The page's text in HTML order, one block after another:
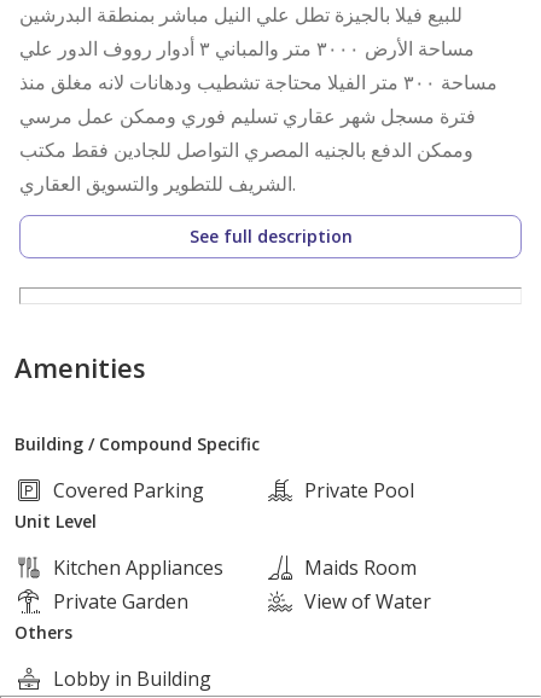
للبيع فيلا بالجيزة تطل علي النيل مباشر بمنطقة البدرشين
مساحة الأرض ٣٠٠٠ متر والمباني ٣ أدوار رووف الدور علي
مساحة ٣٠٠ متر الفيلا محتاجة تشطيب ودهانات لانه مغلق منذ
فترة مسجل شهر عقاري تسليم فوري وممكن عمل مرسي
وممكن الدفع بالجنيه المصري التواصل للجادين فقط مكتب
الشريف للتطوير والتسويق العقاري.
See full description
Amenities
Building / Compound Specific
Covered Parking Private Pool
Unit Level
Kitchen Appliances
Maids Room
Private Garden
View of Water
Others
Lobby in Building